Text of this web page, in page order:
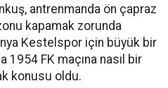
antrenmanda ön çapraz
kapamak zorunda
Kestelspor için büyük bir
1954 FK maçına nasıl bir
konusu oldu.